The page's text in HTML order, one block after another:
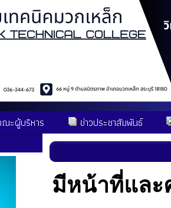
ะผู้บริหาร ข่าวประชาสัมพันธ์
มีหน้าที่และ